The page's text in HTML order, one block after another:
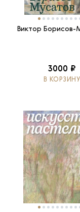
Виктор Борисов-
3000 ₽
В КОРЗИНУ